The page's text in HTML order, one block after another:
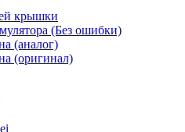
крышки
(Без ошибки)
(аналог)
(оригинал)